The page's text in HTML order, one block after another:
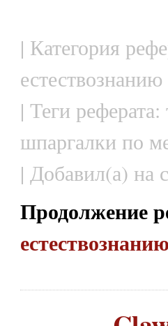
| Категория
естествознанию
| Теги
шпаргалки по
| Добавил(а) на
Продолжение